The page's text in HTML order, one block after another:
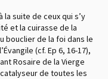
suite de ceux qui s’y
et la cuirasse de la
bouclier de la foi dans le
(cf. Ep 6, 16-17),
Rosaire de la Vierge
de toutes les